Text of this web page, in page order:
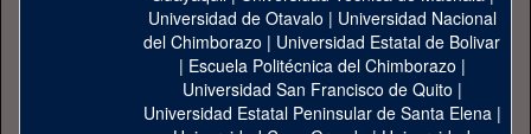
Universidad de Otavalo | Universidad Nacional
del Chimborazo | Universidad Estatal de Bolivar
| Escuela Politécnica del Chimborazo |
Universidad San Francisco de Quito |
Universidad Estatal Peninsular de Santa Elena|